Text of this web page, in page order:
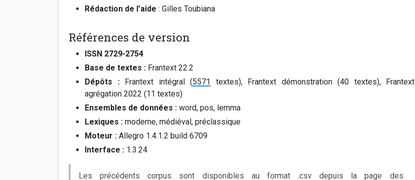
Rédaction de l’aide : Gilles Toubiana
Références de version
ISSN 2729-2754
Base de textes : Frantext 22.2
Dépôts :Frantext intégral (5571
textes), Frantext démonstration (40 textes), Frantext
agrégation 2022 (11 textes)
Ensembles de données : word, pos, lemma
Lexiques : moderne, médiéval, préclassique
Moteur : Allegro 1.4.1.2 build 6709
Interface : 1.3.24
Les précédents corpus sont disponibles au format .csv depuis la page des